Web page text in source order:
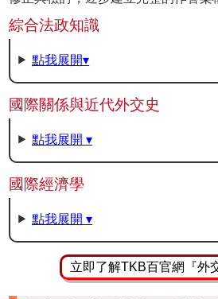
綜合法政知識
點我展開▾
國際關係與近代外交史
點我展開 ▾
國際經濟學
點我展開 ▾
立即了解TKB百官網『外